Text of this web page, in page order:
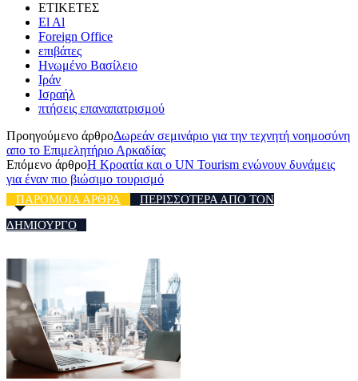
ΕΤΙΚΕΤΕΣ
El Al
Foreign Office
επιβάτες
Ηνωμένο Βασίλειο
Ιράν
Ισραήλ
πτήσεις επαναπατρισμού
Προηγούμενο άρθροΔωρεάν σεμινάριο για την τεχνητή νοημοσύνη
απο το Επιμελητήριο Αρκαδίας
Επόμενο άρθροΗ Κροατία και ο UN Tourism ενώνουν δυνάμεις
για έναν πιο βιώσιμο τουρισμό
ΠΑΡΟΜΟΙΑ ΑΡΘΡΑ
ΠΕΡΙΣΣΟΤΕΡΑ ΑΠΟ ΤΟΝ
ΔΗΜΙΟΥΡΓΟ